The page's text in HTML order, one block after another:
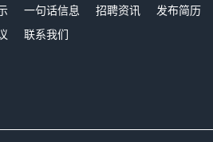
一句话信息 招聘资讯 发布简历
联系我们